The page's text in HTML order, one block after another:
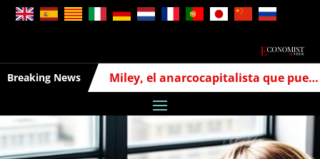
Breaking News Miley, el anarcocapitalista que puede cambiar la economía argentina